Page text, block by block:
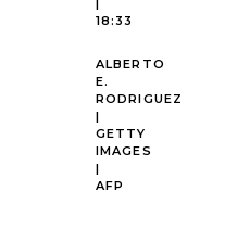
|
18:33
ALBERTO
E.
RODRIGUEZ
|
GETTY
IMAGES
|
AFP